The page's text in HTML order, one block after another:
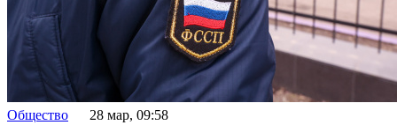
Общество 28 мар, 09:58